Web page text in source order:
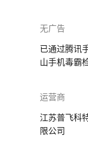
无广告
已通过腾讯
山手机毒霸
运营商
江苏普飞科
限公司